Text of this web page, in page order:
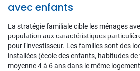
avec enfants
La stratégie familiale cible les ménages
population aux caractéristiques
pour l'investisseur. Les familles sont des
installées (école des enfants, habitudes de
moyenne 4 à 6 ans dans le même